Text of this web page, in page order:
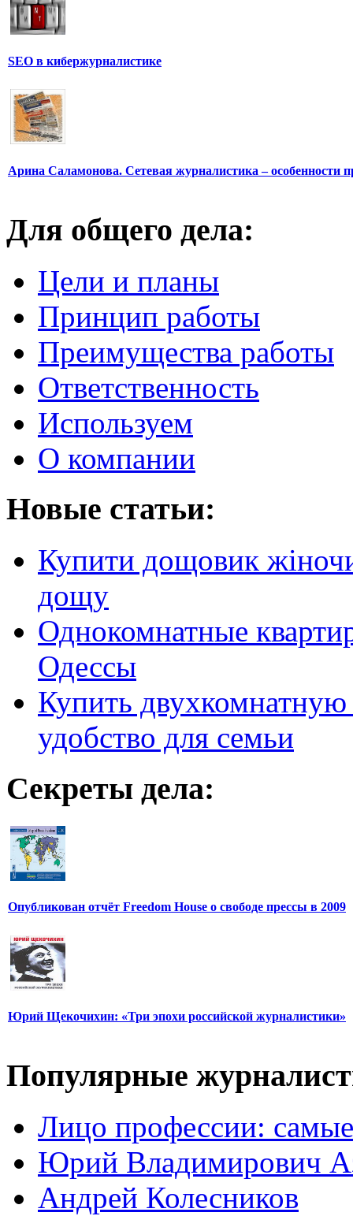
SEO в кибержурналистике
Арина Саламонова. Сетевая журналистика – особенности
Для общего дела:
Цели и планы
Принцип работы
Преимущества работы
Ответственность
Используем
О компании
Новые статьи:
Купити дощовик
дощу
Однокомнатные
Одессы
Купить
удобство для семьи
Секреты дела:
Опубликован отчёт Freedom House о свободе прессы в 2009
Юрий Щекочихин: «Три эпохи российской журналистики»
Популярные
Лицо профессии:
Юрий Владимирович
Андрей Колесников